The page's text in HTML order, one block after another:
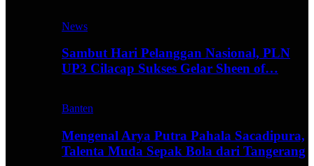
News
Sambut Hari Pelanggan Nasional, PLN
UP3 Cilacap Sukses Gelar Sheen of…
Banten
Mengenal Arya Putra Pahala Sacadipura,
Talenta Muda Sepak Bola dari Tangerang